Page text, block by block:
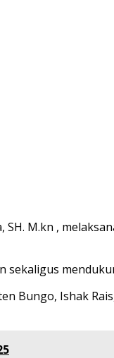
M.kn ,
Bungo, Ishak